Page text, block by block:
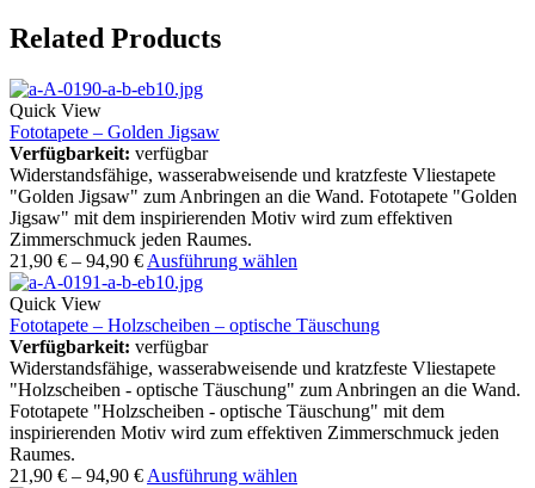
Related Products
Quick View
Fototapete – Golden Jigsaw
Verfügbarkeit: verfügbar
Widerstandsfähige, wasserabweisende und kratzfeste Vliestapete
"Golden Jigsaw" zum Anbringen an die Wand. Fototapete "Golden
Jigsaw" mit dem inspirierenden Motiv wird zum effektiven
Zimmerschmuck jeden Raumes.
21,90 € – 94,90 € Ausführung wählen
Quick View
Fototapete – Holzscheiben – optische Täuschung
Verfügbarkeit: verfügbar
Widerstandsfähige, wasserabweisende und kratzfeste Vliestapete
"Holzscheiben - optische Täuschung" zum Anbringen an die Wand.
Fototapete "Holzscheiben - optische Täuschung" mit dem
inspirierenden Motiv wird zum effektiven Zimmerschmuck jeden
Raumes.
21,90 € – 94,90 € Ausführung wählen